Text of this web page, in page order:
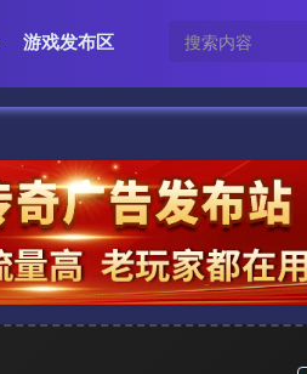
游戏发布区